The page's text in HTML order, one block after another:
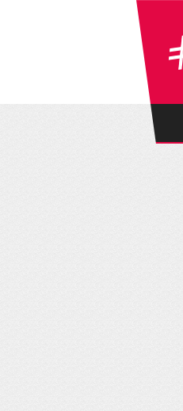
Cookies management panel